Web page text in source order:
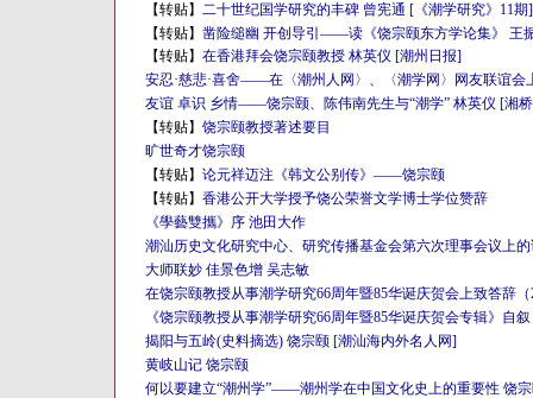
【转贴】 二十世纪国学研究的丰碑 曾宪通 [《潮学研究》11期]
【转贴】 凿险缒幽 开创导引——读《饶宗颐东方学论集》 王
【转贴】 在香港拜会饶宗颐教授 林英仪 [潮州日报]
安忍·慈悲·喜舍——在〈潮州人网〉、〈潮学网〉网友联谊会
友谊 卓识 乡情——饶宗颐、陈伟南先生与“潮学” 林英仪 [湘
【转贴】 饶宗颐教授著述要目
旷世奇才饶宗颐
【转贴】 论元祥迈注《韩文公别传》——饶宗颐
【转贴】 香港公开大学授予饶公荣誉文学博士学位赞辞
《學藝雙攜》序 池田大作
潮汕历史文化研究中心、研究传播基金会第六次理事会议上
大师联妙 佳景色增 吴志敏
在饶宗颐教授从事潮学研究66周年暨85华诞庆贺会上致答辞
《饶宗颐教授从事潮学研究66周年暨85华诞庆贺会专辑》自
揭阳与五岭(史料摘选) 饶宗颐 [潮汕海内外名人网]
黄岐山记 饶宗颐
何以要建立“潮州学”——潮州学在中国文化史上的重要性 饶